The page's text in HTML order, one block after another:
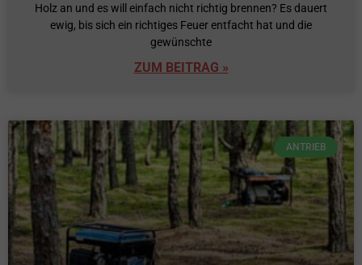
Holz an und es will einfach nicht richtig brennen? Es dauert
ewig, bis sich ein richtiges Feuer entfacht hat und die
gewünschte
ZUM BEITRAG »
ANTRIEB